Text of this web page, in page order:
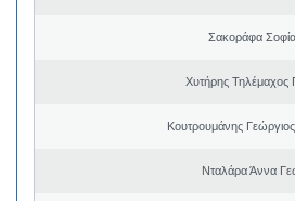
Σακοράφα
Χυτήρης Τηλέμαχος
Κουτρουμάνης
Νταλάρα Άννα